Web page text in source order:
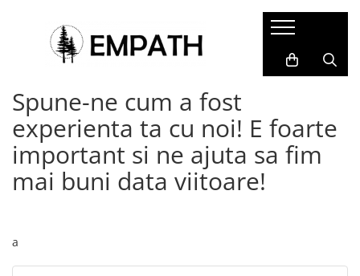
FEMEI
Bluze
Camasi
Hanorace
Geci
BĂRBAȚI
Bluze
Camasi
Hanorace
Geci
COPII
Bluze&Hanorace
Pantaloni
Fesuri
ACCESORII
Caiete și agende
Sacoșe
Rucsacuri, genți și borsete
Portfarduri și portofele
COLABORĂRI
Colectia Folklore
Snow Collection
Spune-ne cum a fost
experienta ta cu noi! E foarte
important si ne ajuta sa fim
mai buni data viitoare!
a